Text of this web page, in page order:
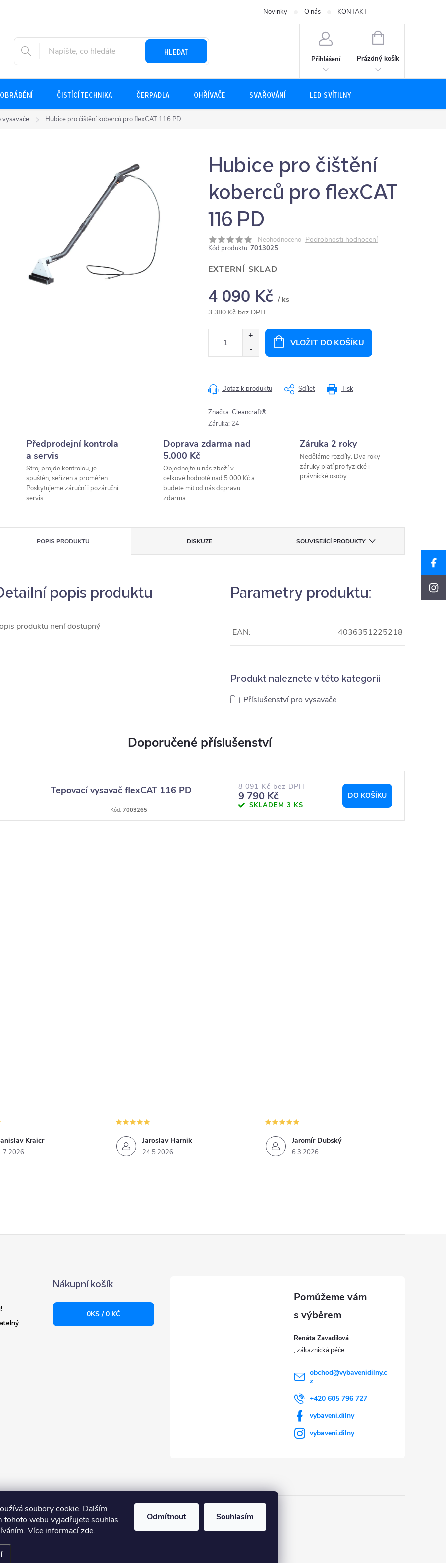
soubory cookie. Dalším
tohoto webu vyjadřujete souhlas
Více informacízde.
Odmítnout Souhlasím
Novinky O nás KONTAKT
HLEDAT
Přihlášení
NÁKUPNÍ
Prázdný košík
ČISTÍCÍ TECHNIKA ČERPADLA OHŘÍVAČE SVAŘOVÁNÍ LED SVÍTILNY
vysavače Hubice pro čištění koberců pro flexCAT 116 PD
Hubice pro čištění
koberců pro flexCAT
116 PD
Neohodnoceno Podrobnosti hodnocení
Kód produktu: 7013025
EXTERNÍ SKLAD
4 090 Kč / ks
3 380 Kč bez DPH
VLOŽIT DO KOŠÍKU
Tisk
Dotaz k produktu Sdílet
Značka:Cleancraft®
Záruka: 24
Předprodejní kontrola
a servis
Stroj projde kontrolou, je
spuštěn, seřízen a proměřen.
Poskytujeme záruční i pozáruční
servis.
Doprava zdarma nad
5.000 Kč
Objednejte u nás zboží v
celkové hodnotě nad 5.000 Kč a
budete mít od nás dopravu
zdarma.
Záruka 2 roky
Neděláme rozdíly. Dva roky
záruky platí pro fyzické i
právnické osoby.
POPIS PRODUKTU DISKUZE SOUVISEJÍCÍ PRODUKTY
popis produktu
produktu není dostupný
Parametry produktu:
EAN: 4036351225218
Produkt naleznete v této kategorii
Příslušenství pro vysavače
Tepovací vysavač flexCAT 116 PD 8 091 Kč bez DPH
9 790 Kč
SKLADEM3 KS
DO KOŠÍKU
Kód: 7003265
Kraicr Jaroslav Harnik
24.5.2026
Jaromír Dubský
6.3.2026
Nákupní košík
0KS /0 KČ
Renáta Zavadilová
obchod@vybavenidilny.c
z
+420 605 796 727
vybaveni.dilny
vybaveni.dilny